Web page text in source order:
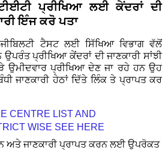
ਪ੍ਰੀਖਿਆ ਲਈ ਕੇਂਦਰਾਂ ਦੀ
ਇੰਜ ਕਰੋ ਪਤਾ
ਟੈਸਟ ਲਈ ਸਿੱਖਿਆ ਵਿਭਾਗ ਵੱਲੋਂ
ਪ੍ਰੀਖਿਆ ਕੇਂਦਰਾਂ ਦੀ ਜਾਣਕਾਰੀ ਸਾਂਝੀ
ਉਮੀਦਵਾਰ ਪ੍ਰੀਖਿਆ ਦੇਣ ਜਾ ਰਹੇ ਹਨ ਉਹ
ਜਾਣਕਾਰੀ ਹੇਠਾਂ ਦਿੱਤੇ ਲਿੰਕ ਤੇ ਪ੍ਰਾਪਤ ਕਰ
CENTRE LIST AND
WISE SEE HERE
ਅਤੇ ਜਾਣਕਾਰੀ ਪ੍ਰਾਪਤ ਕਰਨ ਲਈ ਉਪਰੋਕਤ